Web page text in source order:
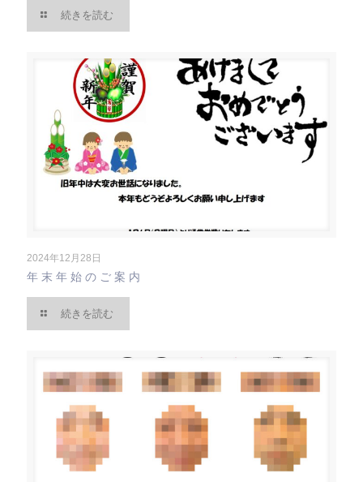
続きを読む
2024年12月28日
年末年始のご案内
続きを読む